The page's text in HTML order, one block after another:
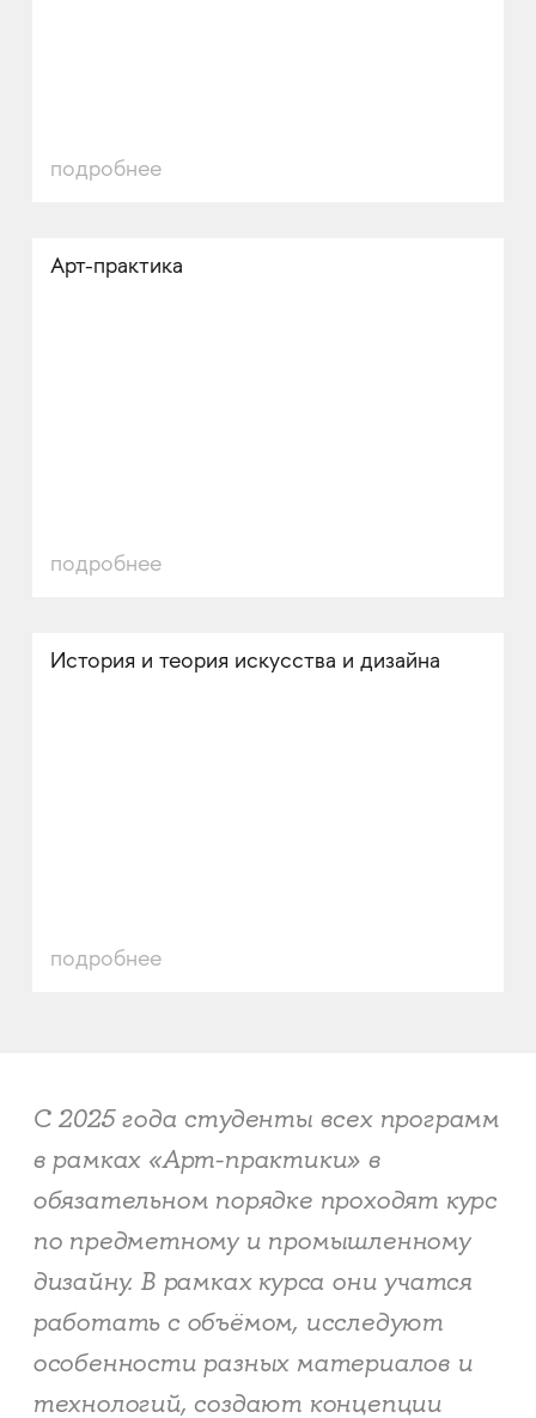
подробнее
Арт-практика
подробнее
История и теория искусства и дизайна
подробнее
С 2025 года студенты всех программ
в рамках «Арт-практики» в
обязательном порядке проходят курс
по предметному и промышленному
дизайну. В рамках курса они учатся
работать с объёмом, исследуют
особенности разных материалов и
технологий, создают концепции